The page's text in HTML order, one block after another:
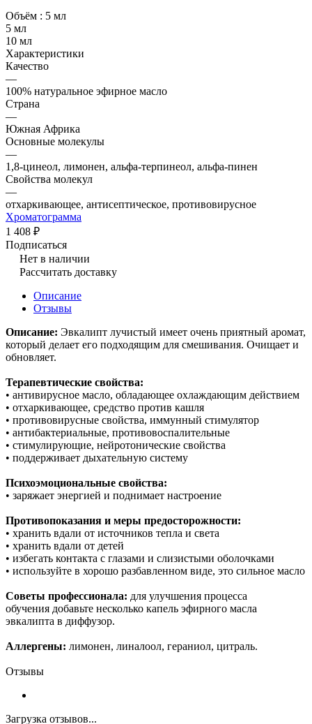
Объём : 5 мл
5 мл
10 мл
Характеристики
Качество
—
100% натуральное эфирное масло
Страна
—
Южная Африка
Основные молекулы
—
1,8-цинеол, лимонен, альфа-терпинеол, альфа-пинен
Свойства молекул
—
отхаркивающее, антисептическое, противовирусное
Хроматограмма
1 408 ₽
Подписаться
Нет в наличии
Рассчитать доставку
Описание
Отзывы
Описание: Эвкалипт лучистый имеет очень приятный аромат,
который делает его подходящим для смешивания. Очищает и
обновляет.
Терапевтические свойства:
• антивирусное масло, обладающее охлаждающим действием
• отхаркивающее, средство против кашля
• противовирусные свойства, иммунный стимулятор
• антибактериальные, противовоспалительные
• стимулирующие, нейротонические свойства
• поддерживает дыхательную систему
Психоэмоциональные свойства:
• заряжает энергией и поднимает настроение
Противопоказания и меры предосторожности:
• хранить вдали от источников тепла и света
• хранить вдали от детей
• избегать контакта с глазами и слизистыми оболочками
• используйте в хорошо разбавленном виде, это сильное масло
Советы профессионала: для улучшения процесса
обучения добавьте несколько капель эфирного масла
эвкалипта в диффузор.
Аллергены: лимонен, линалоол, гераниол, цитраль.
Отзывы
Загрузка отзывов...